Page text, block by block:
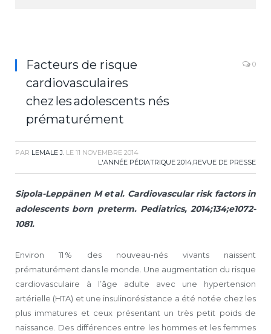
Facteurs de risque
cardiovasculaires
chez les adolescents nés
prématurément
0
PAR LEMALE J. LE 11 NOVEMBRE 2014
L'ANNÉE PÉDIATRIQUE 2014,REVUE DE PRESSE
Sipola-Leppänen M et al. Cardiovascular risk factors in
adolescents born preterm. Pediatrics, 2014;134;e1072-
1081.
Environ 11 % des nouveau-nés vivants naissent
prématurément dans le monde. Une augmentation du risque
cardiovasculaire à l’âge adulte avec une hypertension
artérielle (HTA) et une insulinorésistance a été notée chez les
plus immatures et ceux présentant un très petit poids de
naissance. Des différences entre les hommes et les femmes